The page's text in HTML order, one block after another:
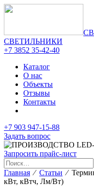
СВЕТИЛЬНИКИ
+7 3852 35-42-40
Каталог
О нас
Объекты
Отзывы
Контакты
+7 903 947-15-88
Задать вопрос
Запросить прайс-лист
Главная ⁄ Статьи ⁄
кВт, кВтч, Лм/Вт)